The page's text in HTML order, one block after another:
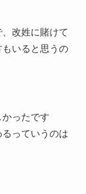
改姓に賭けて
いると思うの
ったです
っていうのは